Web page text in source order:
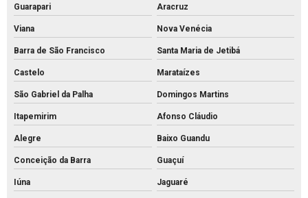
Meio fio de concreto
Mourão de concreto para cerca comprar
Mourão de concreto rs
Mourões de concreto 10x10 preço
Mourões de concreto para alambrado
Mourões de concreto para cerca preço
Mourões de concreto para cerca valores
Mourões de concreto para cerca
Mourões de concreto curvo
Guarapari Aracruz
Viana Nova Venécia
Barra de São Francisco Santa Maria de Jetibá
Castelo Marataízes
São Gabriel da Palha Domingos Martins
Itapemirim Afonso Cláudio
Alegre Baixo Guandu
Conceição da Barra Guaçuí
Iúna Jaguaré